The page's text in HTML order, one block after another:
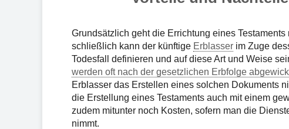
Grundsätzlich geht die Errichtung eines
schließlich kann der künftige Erblasser im Zuge
Todesfall definieren und auf diese Art und Weise
werden oft nach der gesetzlichen Erbfolge
Erblasser das Erstellen eines solchen Dokuments
die Erstellung eines Testaments auch mit einem
zudem mitunter noch Kosten, sofern man die
nimmt.